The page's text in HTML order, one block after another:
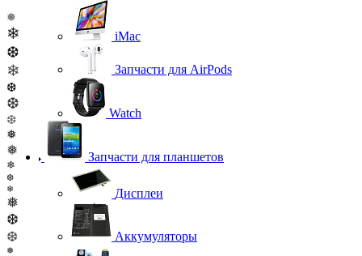
❅
❄
❆
❄
❆
❆
❆
❅
❅
❄
❆
❄
❅
❆
❆
❅
iMac
Запчасти для AirPods
Watch
Запчасти для планшетов
Дисплеи
Аккумуляторы